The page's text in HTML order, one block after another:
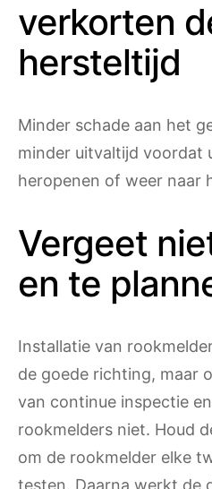
verkorten
hersteltijd
Minder schade aan het
minder uitvaltijd voordat
heropenen of weer naar
Vergeet
en te
Installatie van
de goede richting, maar
van continue inspectie
rookmelders niet. Houd
om de rookmelder elke
testen. Daarna werkt de